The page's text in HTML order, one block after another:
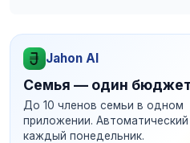
Jahon AI
Семья — один
До 10 членов семьи в одном
приложении.
каждый понедельник.